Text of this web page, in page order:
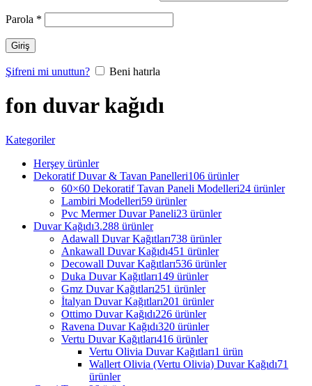
Parola *
Giriş
Şifreni mi unuttun? Beni hatırla
fon duvar kağıdı
Kategoriler
Herşey ürünler
Dekoratif Duvar & Tavan Panelleri106 ürünler
60×60 Dekoratif Tavan Paneli Modelleri24 ürünler
Lambiri Modelleri59 ürünler
Pvc Mermer Duvar Paneli23 ürünler
Duvar Kağıdı3.288 ürünler
Adawall Duvar Kağıtları738 ürünler
Ankawall Duvar Kağıdı451 ürünler
Decowall Duvar Kağıtları536 ürünler
Duka Duvar Kağıtları149 ürünler
Gmz Duvar Kağıtları251 ürünler
İtalyan Duvar Kağıtları201 ürünler
Ottimo Duvar Kağıdı226 ürünler
Ravena Duvar Kağıdı320 ürünler
Vertu Duvar Kağıtları416 ürünler
Vertu Olivia Duvar Kağıtları1 ürün
Wallert Olivia (Vertu Olivia) Duvar Kağıdı71
ürünler